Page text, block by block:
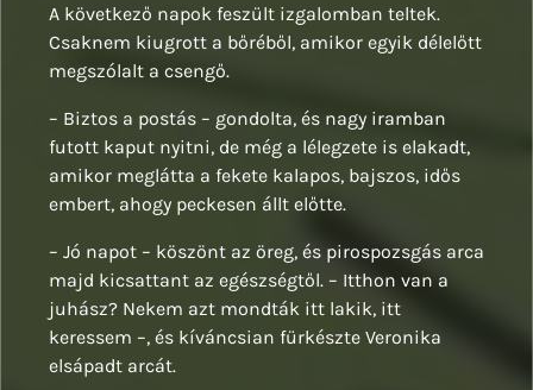
A következő napok feszült izgalomban teltek.
Csaknem kiugrott a bőréből, amikor egyik délelőtt
megszólalt a csengő.
– Biztos a postás – gondolta, és nagy iramban
futott kaput nyitni, de még a lélegzete is elakadt,
amikor meglátta a fekete kalapos, bajszos, idős
embert, ahogy peckesen állt előtte.
– Jó napot – köszönt az öreg, és pirospozsgás arca
majd kicsattant az egészségtől. – Itthon van a
juhász? Nekem azt mondták itt lakik, itt
keressem –, és kíváncsian fürkészte Veronika
elsápadt arcát.